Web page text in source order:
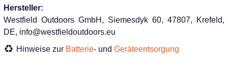
Hersteller:
Westfield Outdoors GmbH, Siemesdyk 60, 47807, Krefeld,
DE, info@westfieldoutdoors.eu
Hinweise zur Batterie- und Geräteentsorgung